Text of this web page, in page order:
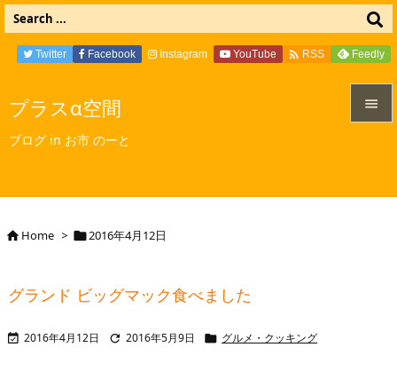
プラスα空間
ブログ in お市 のーと

Twitter Facebook Instagram YouTube  RSS Feedly
Home > 2016年4月12日
グランド ビッグマック食べました
 2016年4月12日  2016年5月9日  グルメ・クッキング